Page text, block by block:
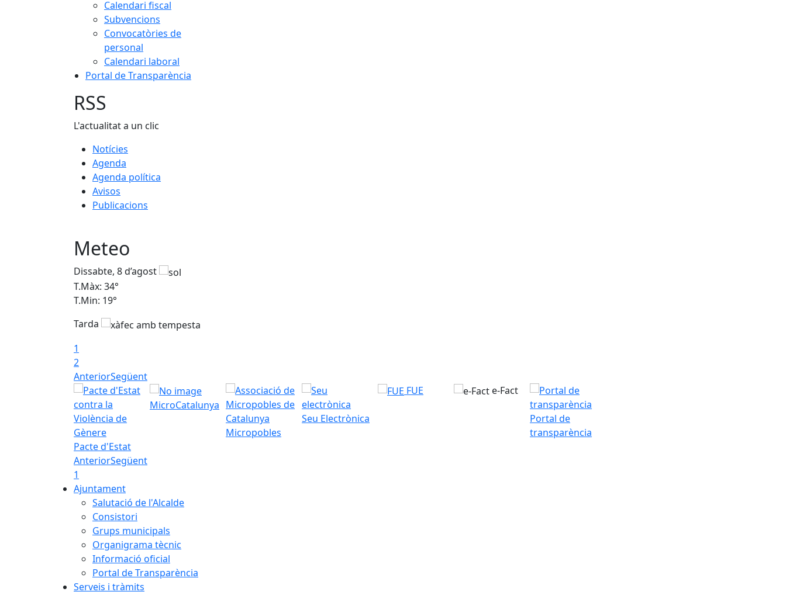
Calendari fiscal
Subvencions
Convocatòries de
personal
Calendari laboral
Portal de Transparència
RSS
L'actualitat a un clic
Notícies
Agenda
Agenda política
Avisos
Publicacions
Meteo
Dissabte, 8 d’agost
T.Màx: 34°
T.Min: 19°
Tarda
1
2
AnteriorSegüent
Pacte d'Estat
MicroCatalunya
Micropobles
Seu Electrònica
FUE e-Fact
Portal de
transparència
AnteriorSegüent
1
Ajuntament
Salutació de l'Alcalde
Consistori
Grups municipals
Organigrama tècnic
Informació oficial
Portal de Transparència
Serveis i tràmits